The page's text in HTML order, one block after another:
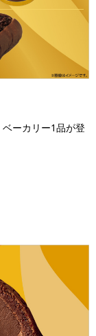
ーカリー1品が登